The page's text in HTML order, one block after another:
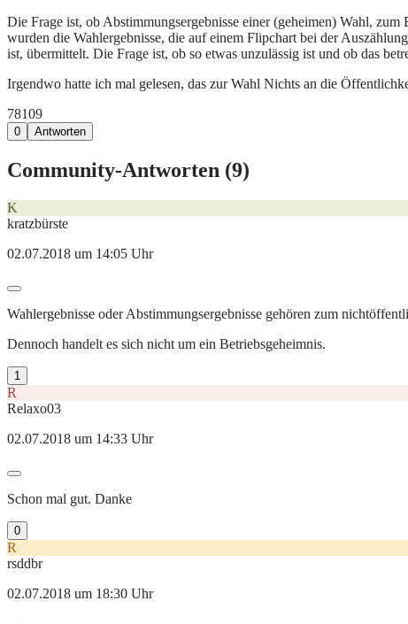
Die Frage ist, ob Abstimmungsergebnisse einer (geheimen) Wahl,
wurden die Wahlergebnisse, die auf einem Flipchart bei der
ist, übermittelt. Die Frage ist, ob so etwas unzulässig ist und ob das
Irgendwo hatte ich mal gelesen, das zur Wahl Nichts an die
78109
0 Antworten
Community-Antworten (9)
K
kratzbürste
02.07.2018 um 14:05 Uhr
Wahlergebnisse oder Abstimmungsergebnisse gehören zum
Dennoch handelt es sich nicht um ein Betriebsgeheimnis.
1
R
Relaxo03
02.07.2018 um 14:33 Uhr
Schon mal gut. Danke
0
R
rsddbr
02.07.2018 um 18:30 Uhr